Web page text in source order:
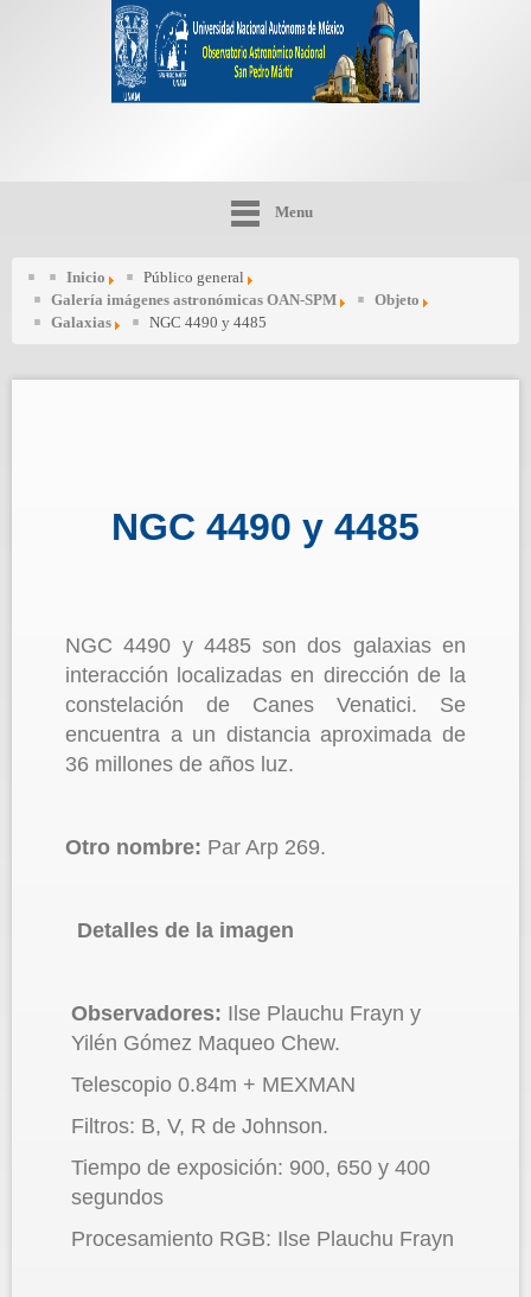
Menu
Inicio
Público general
Galería imágenes astronómicas OAN-SPM
Objeto
Galaxias
NGC 4490 y 4485
NGC 4490 y 4485
NGC 4490 y 4485 son dos galaxias en
interacción localizadas en dirección de la
constelación de Canes Venatici. Se
encuentra a un distancia aproximada de
36 millones de años luz.
Otro nombre: Par Arp 269.
Detalles de la imagen
Observadores: Ilse Plauchu Frayn y
Yilén Gómez Maqueo Chew.
Telescopio 0.84m + MEXMAN
Filtros: B, V, R de Johnson.
Tiempo de exposición: 900, 650 y 400
segundos
Procesamiento RGB: Ilse Plauchu Frayn